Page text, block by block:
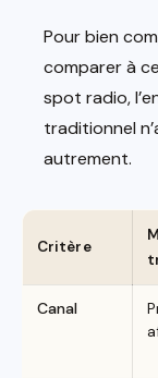
Pour bien
comparer à
spot radio,
traditionnel
autrement.
Critère
Canal